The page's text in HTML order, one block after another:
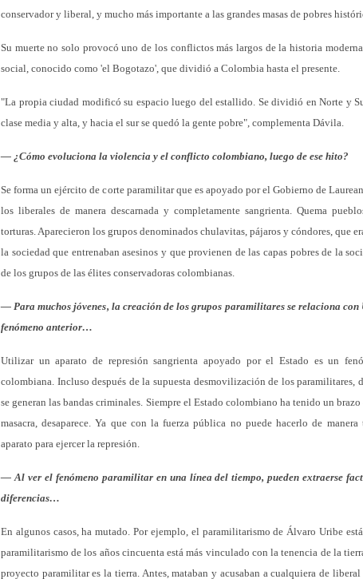
conservador y liberal, y mucho más importante a las grandes masas de pobres
Su muerte no solo provocó uno de los conflictos más largos de la historia
social, conocido como 'el Bogotazo', que dividió a Colombia hasta el presente.
"La propia ciudad modificó su espacio luego del estallido. Se dividió en Norte y
clase media y alta, y hacia el sur se quedó la gente pobre", complementa Dávila.
— ¿Cómo evoluciona la violencia y el conflicto colombiano, luego de ese hito?
Se forma un ejército de corte paramilitar que es apoyado por el Gobierno de
los liberales de manera descarnada y completamente sangrienta. Quema
torturas. Aparecieron los grupos denominados chulavitas, pájaros y cóndores, que
la sociedad que entrenaban asesinos y que provienen de las capas pobres de la
de los grupos de las élites conservadoras colombianas.
— Para muchos jóvenes, la creación de los grupos paramilitares se relaciona con
fenómeno anterior…
Utilizar un aparato de represión sangrienta apoyado por el Estado es un
colombiana. Incluso después de la supuesta desmovilización de los paramilitares,
se generan las bandas criminales. Siempre el Estado colombiano ha tenido un
masacra, desaparece. Ya que con la fuerza pública no puede hacerlo de
aparato para ejercer la represión.
— Al ver el fenómeno paramilitar en una línea del tiempo, pueden extraerse
diferencias…
En algunos casos, ha mutado. Por ejemplo, el paramilitarismo de Álvaro Uribe
paramilitarismo de los años cincuenta está más vinculado con la tenencia de la
proyecto paramilitar es la tierra. Antes, mataban y acusaban a cualquiera de